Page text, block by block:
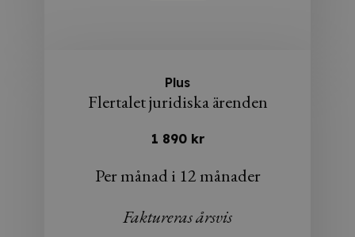
Plus
Flertalet juridiska ärenden
1 890 kr
Per månad i 12 månader
Faktureras årsvis